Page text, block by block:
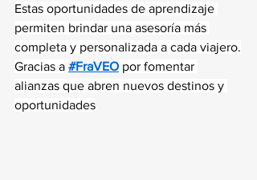
Estas oportunidades de aprendizaje
permiten brindar una asesoría más
completa y personalizada a cada viajero.
Gracias a #FraVEO por fomentar
alianzas que abren nuevos destinos y
oportunidades